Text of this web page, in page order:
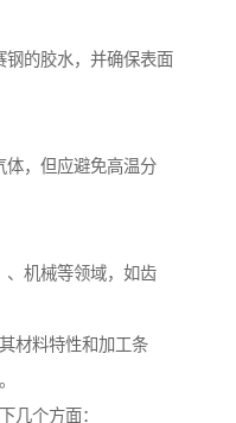
的胶水，并确保表面
，但应避免高温分
机械等领域，如齿
材料特性和加工条
几个方面：